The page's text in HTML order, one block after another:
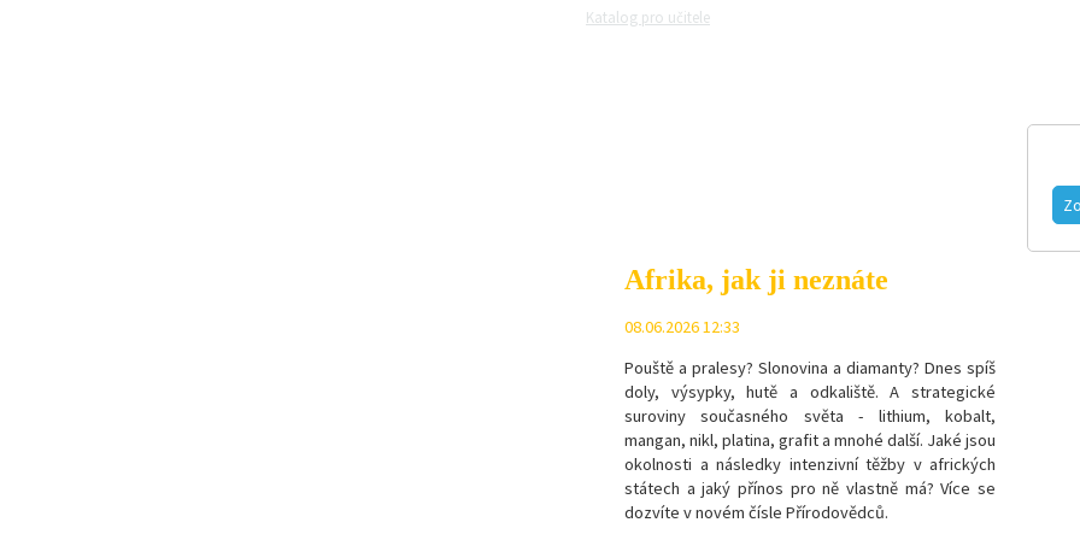
Katalog pro učitele
FOTOGALERIE
Afrika, jak ji neznáte
08.06.2026 12:33
Pouště a pralesy? Slonovina a diamanty? Dnes spíš
doly, výsypky, hutě a odkaliště. A strategické
suroviny současného světa - lithium, kobalt,
mangan, nikl, platina, grafit a mnohé další. Jaké jsou
okolnosti a následky intenzivní těžby v afrických
státech a jaký přínos pro ně vlastně má? Více se
dozvíte v novém čísle Přírodovědců.